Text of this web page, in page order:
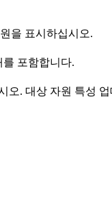
을 표시하십시오.
포함합니다.
. 대상 자원 특성